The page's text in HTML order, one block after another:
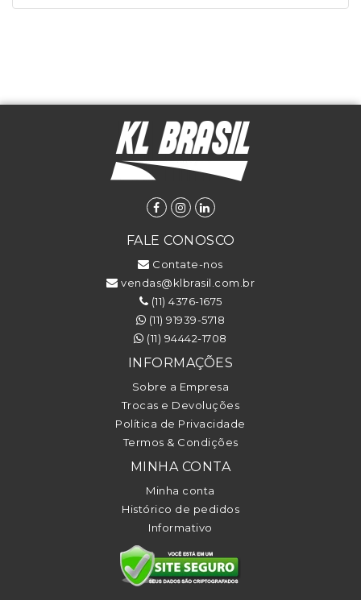
FALE CONOSCO
Contate-nos
vendas@klbrasil.com.br
(11) 4376-1675
(11) 91939-5718
(11) 94442-1708
INFORMAÇÕES
Sobre a Empresa
Trocas e Devoluções
Política de Privacidade
Termos & Condições
MINHA CONTA
Minha conta
Histórico de pedidos
Informativo